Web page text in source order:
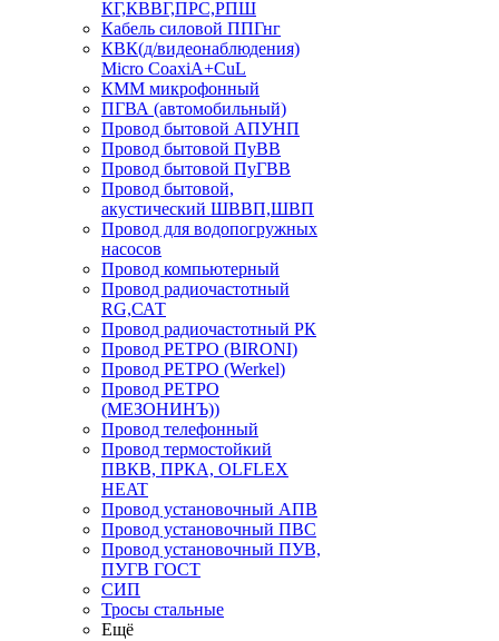
КГ,КВВГ,ПРС,РПШ
Кабель силовой ППГнг
КВК(д/видеонаблюдения)
Micro CoaxiA+CuL
КММ микрофонный
ПГВА (автомобильный)
Провод бытовой АПУНП
Провод бытовой ПуВВ
Провод бытовой ПуГВВ
Провод бытовой,
акустический ШВВП,ШВП
Провод для водопогружных
насосов
Провод компьютерный
Провод радиочастотный
RG,САТ
Провод радиочастотный РК
Провод РЕТРО (BIRONI)
Провод РЕТРО (Werkel)
Провод РЕТРО
(МЕЗОНИНЪ))
Провод телефонный
Провод термостойкий
ПВКВ, ПРКА, OLFLEX
HEAT
Провод установочный АПВ
Провод установочный ПВС
Провод установочный ПУВ,
ПУГВ ГОСТ
СИП
Тросы стальные
Ещё